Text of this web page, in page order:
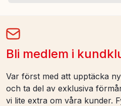
Bli medlem i
Var först med att upptäcka
och ta del av exklusiva
vi lite extra om våra kunder.